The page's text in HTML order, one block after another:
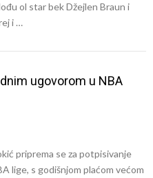
ol star bek Džejlen Braun i
i …
ugovorom u NBA
priprema se za potpisivanje
lige, s godišnjom plaćom većom